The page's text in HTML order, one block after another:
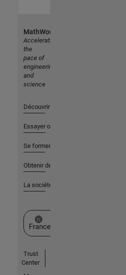
MathWorks
Accelerating
the
pace of
engineering
and
science
Découvrir les produits
Essayer ou acheter
Se former
Obtenir de l'aide
La société
Sélectionner un site web
France
Trust
Center